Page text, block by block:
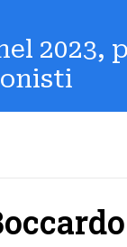
2023,